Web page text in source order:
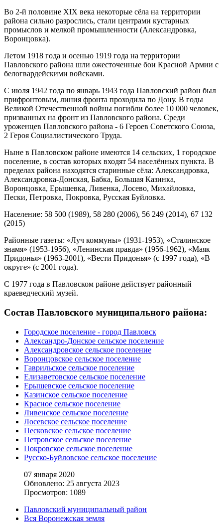
Во 2-й половине XIX века некоторые сёла на территории
района сильно разрослись, стали центрами кустарных
промыслов и мелкой промышленности (Александровка,
Воронцовка).
Летом 1918 года и осенью 1919 года на территории
Павловского района шли ожесточенные бои Красной Армии с
белогвардейскими войсками.
С июля 1942 года по январь 1943 года Павловский район был
прифронтовым, линия фронта проходила по Дону. В годы
Великой Отечественной войны погибли более 10 000 человек,
призванных на фронт из Павловского района. Среди
уроженцев Павловского района - 6 Героев Советского Союза,
2 Героя Социалистического Труда.
Ныне в Павловском районе имеются 14 сельских, 1 городское
поселение, в состав которых входят 54 населённых пункта. В
пределах района находятся старинные сёла: Александровка,
Александровка-Донская, Бабка, Большая Казинка,
Воронцовка, Ерышевка, Ливенка, Лосево, Михайловка,
Пески, Петровка, Покровка, Русская Буйловка.
Население: 58 500 (1989), 58 280 (2006), 56 249 (2014), 67 132
(2015)
Районные газеты: «Луч коммуны» (1931-1953), «Сталинское
знамя» (1953-1956), «Ленинская правда» (1956-1962), «Маяк
Придонья» (1963-2001), «Вести Придонья» (с 1997 года), «В
округе» (с 2001 года).
С 1977 года в Павловском районе действует районный
краеведческий музей.
Состав Павловского муниципального района:
Городское поселение - город Павловск
Александро-Донское сельское поселение
Александровское сельское поселение
Воронцовское сельское поселение
Гаврильское сельское поселение
Елизаветовское сельское поселение
Ерышевское сельское поселение
Казинское сельское поселение
Красное сельское поселение
Ливенское сельское поселение
Лосевское сельское поселение
Песковское сельское поселение
Петровское сельское поселение
Покровское сельское поселение
Русско-Буйловское сельское поселение
07 января 2020
Обновлено: 25 августа 2023
Просмотров: 1089
Павловский муниципальный район
Вся Воронежская земля